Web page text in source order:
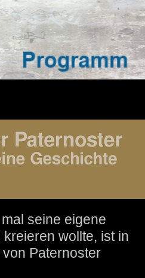
seine eigene
wollte, ist in
Paternoster